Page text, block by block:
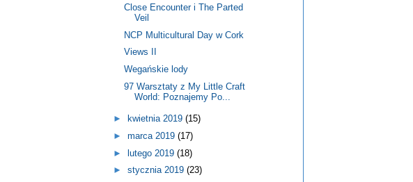
Close Encounter i The Parted
Veil
NCP Multicultural Day w Cork
Views II
Wegańskie lody
97 Warsztaty z My Little Craft
World: Poznajemy Po...
► kwietnia 2019 (15)
► marca 2019 (17)
► lutego 2019 (18)
► stycznia 2019 (23)